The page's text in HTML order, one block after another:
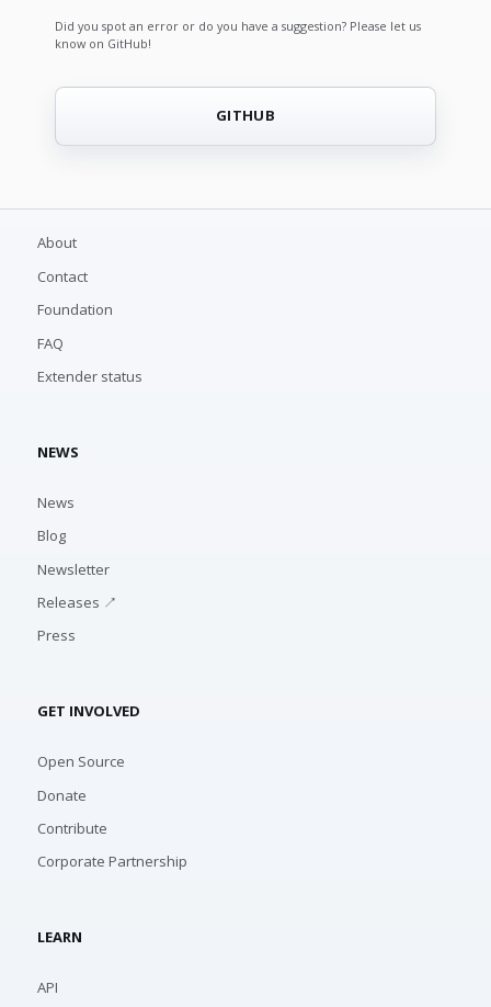
Did you spot an error or do you have a suggestion? Please let us
know on GitHub!
GITHUB
About
Contact
Foundation
FAQ
Extender status
NEWS
News
Blog
Newsletter
Releases ↗
Press
GET INVOLVED
Open Source
Donate
Contribute
Corporate Partnership
LEARN
API